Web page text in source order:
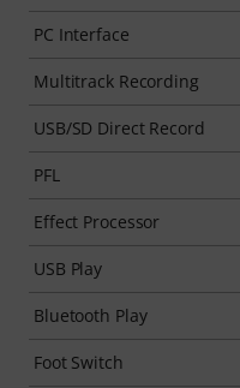
PC Interface
Multitrack Recording
USB/SD Direct Record
PFL
Effect Processor
USB Play
Bluetooth Play
Foot Switch